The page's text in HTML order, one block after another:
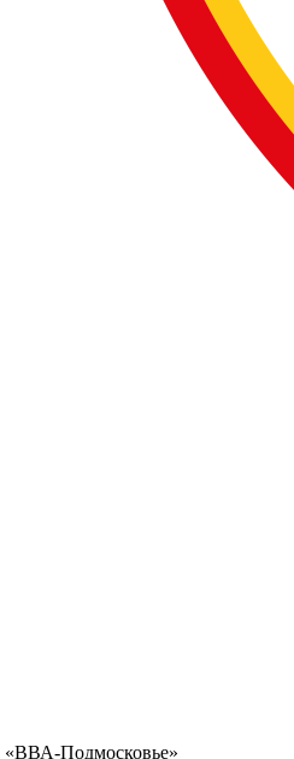
Подмосковье»